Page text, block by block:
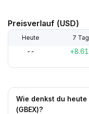
Preisverlauf (USD)
Heute 7
--
Wie denkst du
(GBEX)?